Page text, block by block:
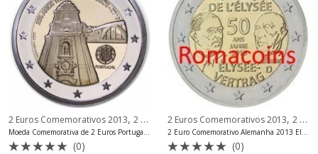
,Moedas Sede Vacante Vaticano
2 Euros Comemorativos 2013, 2 Euros Comemorativos Portugal
Moeda Comemorativa de 2 Euros Portugal 2013
(0)
2 Euros Comemorativos 2013, 2 Euros Comemorativos Alemanha
2 Euro Comemorativo Alemanha 2013 Elysée Fdc Mint G
(0)